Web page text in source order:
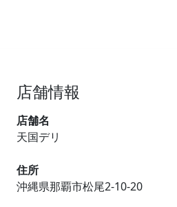
店舗情報
店舗名
天国デリ
住所
沖縄県那覇市松尾2-10-20